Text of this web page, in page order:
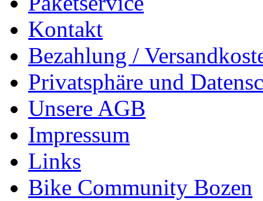
Kontakt
Bezahlung /
Privatsphäre und
Unsere AGB
Impressum
Links
Bike Community Bozen